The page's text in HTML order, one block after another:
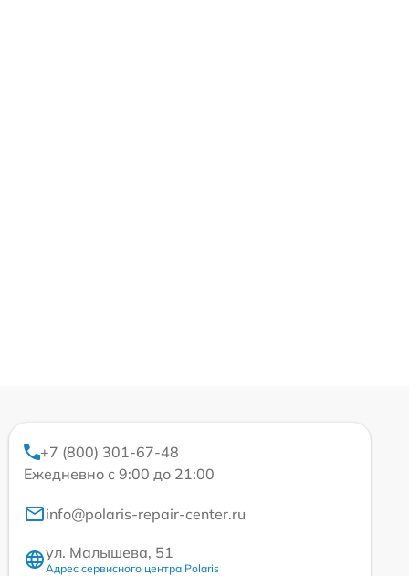
+7 (800) 301-67-48
Ежедневно с 9:00 до 21:00
info@polaris-repair-center.ru
ул. Малышева, 51
Адрес сервисного центра Polaris